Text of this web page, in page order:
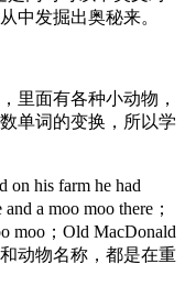
中发掘出奥秘来。
里面有各种小动物，
单词的变换，所以学
on his farm he had
a moo moo there；
moo；Old MacDonald
和动物名称，都是在重